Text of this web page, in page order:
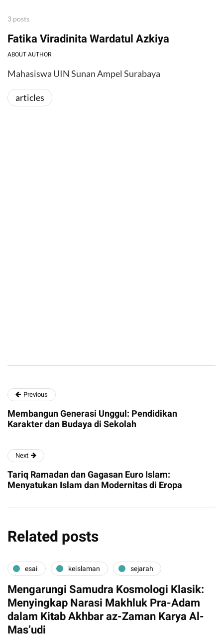
3 posts
Fatika Viradinita Wardatul Azkiya
ABOUT AUTHOR
Mahasiswa UIN Sunan Ampel Surabaya
articles
Previous
Membangun Generasi Unggul: Pendidikan
Karakter dan Budaya di Sekolah
Next
Tariq Ramadan dan Gagasan Euro Islam:
Menyatukan Islam dan Modernitas di Eropa
Related posts
esai keislaman sejarah
Mengarungi Samudra Kosmologi Klasik:
Menyingkap Narasi Makhluk Pra-Adam
dalam Kitab Akhbar az-Zaman Karya Al-
Mas’udi